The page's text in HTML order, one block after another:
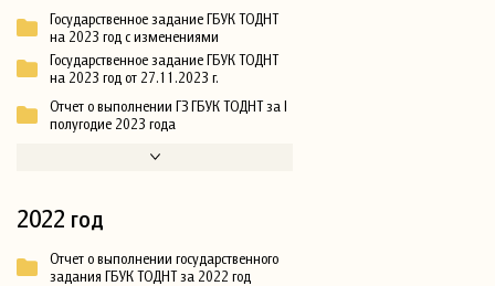
Государственное задание ГБУК ТОДНТ
на 2023 год с изменениями
Государственное задание ГБУК ТОДНТ
на 2023 год от 27.11.2023 г.
Отчет о выполнении ГЗ ГБУК ТОДНТ за I
полугодие 2023 года
2022 год
Отчет о выполнении государственного
задания ГБУК ТОДНТ за 2022 год